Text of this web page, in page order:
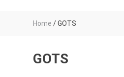
Home /GOTS
GOTS